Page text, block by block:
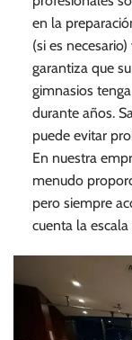
en la
(si es
garantiza que
gimnasios
durante años.
puede evitar
En nuestra
menudo
pero siempre
cuenta la